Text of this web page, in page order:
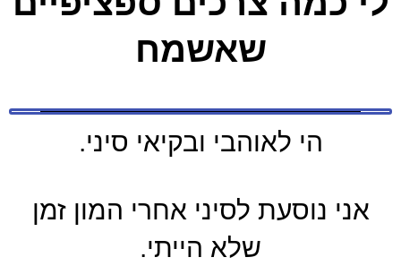
שאשמח
הי לאוהבי ובקיאי סיני.
אני נוסעת לסיני אחרי המון זמן
שלא הייתי.